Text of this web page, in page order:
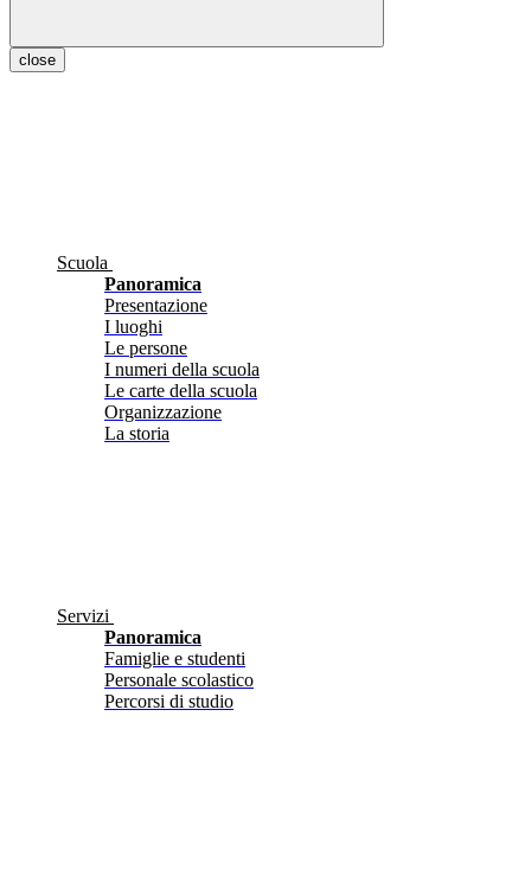
close
Scuola
Panoramica
Presentazione
I luoghi
Le persone
I numeri della scuola
Le carte della scuola
Organizzazione
La storia
Servizi
Panoramica
Famiglie e studenti
Personale scolastico
Percorsi di studio